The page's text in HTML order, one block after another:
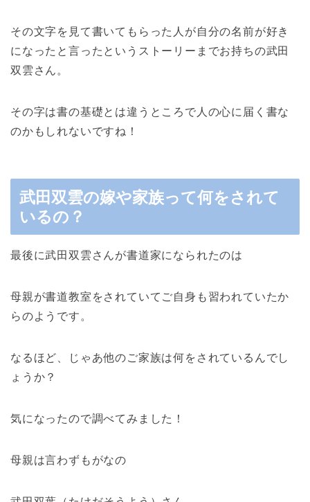
その文字を見て書いてもらった人が自分の名前が好き
になったと言ったというストーリーまでお持ちの武田
双雲さん。
その字は書の基礎とは違うところで人の心に届く書な
のかもしれないですね！
武田双雲の嫁や家族って何をされて
いるの？
最後に武田双雲さんが書道家になられたのは
母親が書道教室をされていてご自身も習われていたか
らのようです。
なるほど、じゃあ他のご家族は何をされているんでし
ょうか？
気になったので調べてみました！
母親は言わずもがなの